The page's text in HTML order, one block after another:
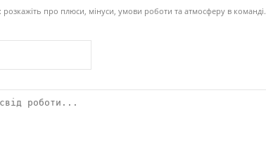
про плюси, мінуси, умови роботи та атмосферу в команді.